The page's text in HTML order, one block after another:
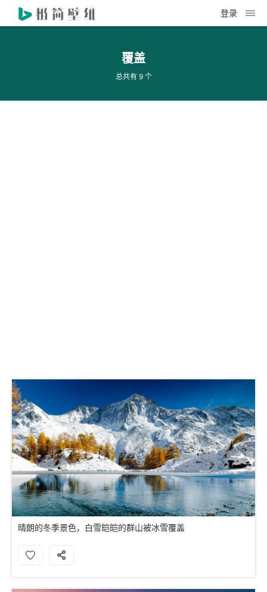
登录
覆盖
总共有 9 个
晴朗的冬季景色，白雪皑皑的群山被冰雪覆盖